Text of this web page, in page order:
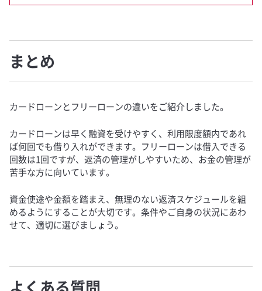
まとめ
カードローンとフリーローンの違いをご紹介しました。
カードローンは早く融資を受けやすく、利用限度額内であれ
ば何回でも借り入れができます。フリーローンは借入できる
回数は1回ですが、返済の管理がしやすいため、お金の管理が
苦手な方に向いています。
資金使途や金額を踏まえ、無理のない返済スケジュールを組
めるようにすることが大切です。条件やご自身の状況にあわ
せて、適切に選びましょう。
よくある質問